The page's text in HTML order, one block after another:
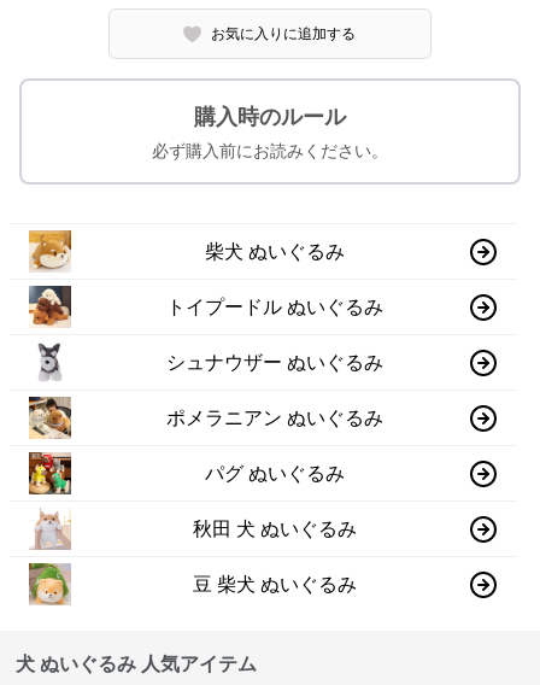
お気に入りに追加する
購入時のルール
必ず購入前にお読みください。
柴犬 ぬいぐるみ
トイプードル ぬいぐるみ
シュナウザー ぬいぐるみ
ポメラニアン ぬいぐるみ
パグ ぬいぐるみ
秋田 犬 ぬいぐるみ
豆 柴犬 ぬいぐるみ
犬 ぬいぐるみ 人気アイテム